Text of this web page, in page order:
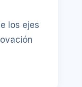
los ejes